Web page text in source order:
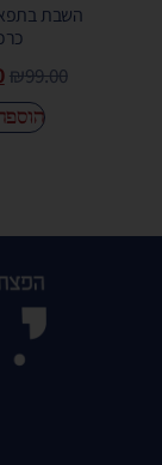
השבת
₪99.00